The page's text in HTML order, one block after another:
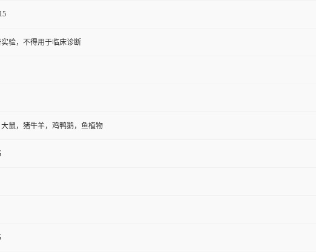
验，不得用于临床诊断
鼠，猪牛羊，鸡鸭鹅，鱼植物